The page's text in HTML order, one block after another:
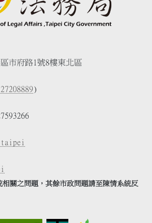
市府路1號8樓東北區
)
關之問題，其餘市政問題請至陳情系統反